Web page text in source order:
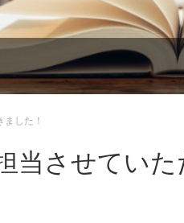
した！
当させていた